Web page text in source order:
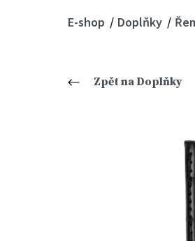
E-shop Doplňky
Zpět na Doplňky